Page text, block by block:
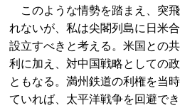
このような情勢を踏まえ、突
れないが、私は尖閣列島に日米
設立すべきと考える。米国との
利に加え、対中国戦略としての
ともなる。満州鉄道の利権を当
ていれば、太平洋戦争を回避で